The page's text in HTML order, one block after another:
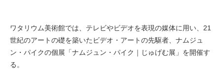
ワタリウム美術館では、テレビやビデオを表現の媒体に用い、21
世紀のアートの礎を築いたビデオ・アートの先駆者、ナムジュ
ン・パイクの個展「ナムジュン・パイク｜じゅげむ展」を開催す
る。